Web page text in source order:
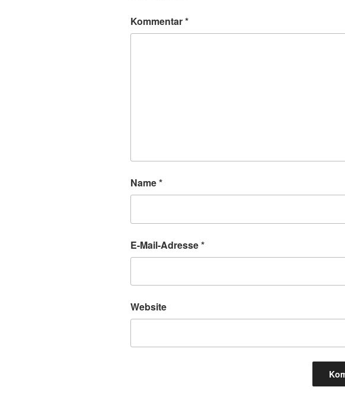
Kommentar*
Name*
E-Mail-Adresse*
Website